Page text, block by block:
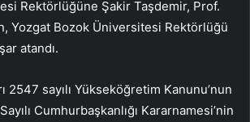
Rektörlüğüne Şakir Taşdemir, Prof.
Yozgat Bozok Üniversitesi Rektörlüğü
atandı.
2547 sayılı Yükseköğretim Kanunu’nun
Cumhurbaşkanlığı Kararnamesi’nin